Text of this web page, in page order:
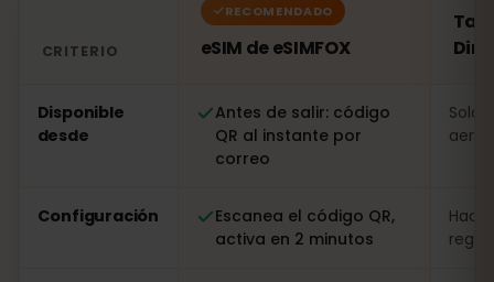
CRITERIO
RECOMENDADO
eSIM de eSIMFOX
Disponible
desde
Antes de salir: código
QR al instante por
correo
Solo
Configuración
Escanea el código QR,
activa en 2 minutos